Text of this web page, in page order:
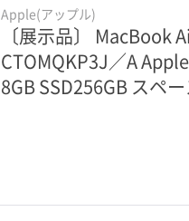
Apple(アップル)
〔展示品〕 MacBook
CTOMQKP3J／A
8GB SSD256GB スペ